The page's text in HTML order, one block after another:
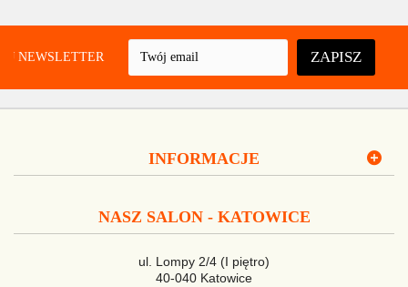
NEWSLETTER ZAPISZ
INFORMACJE
NASZ SALON - KATOWICE
ul. Lompy 2/4 (I piętro)
40-040 Katowice